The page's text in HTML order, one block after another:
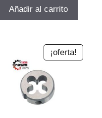
era:
es:
Añadir al carrito
¡oferta!